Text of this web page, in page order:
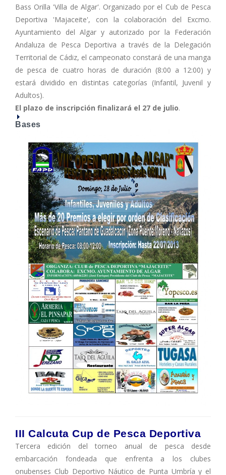
Bass Orilla 'Villa de Algar'. Organizado por el Cub de Pesca
Deportiva 'Majaceite', con la colaboración del Excmo.
Ayuntamiento del Algar y autorizado por la Federación
Andaluza de Pesca Deportiva a través de la Delegación
Territorial de Cádiz, el campeonato constará de una manga
de pesca de cuatro horas de duración (8:00 a 12:00) y
estará dividido en distintas categorías (Infantil, Juvenil y
Adultos).
El plazo de inscripción finalizará el 27 de julio.
Bases
III Calcuta Cup de Pesca Deportiva
Tercera edición del torneo anual de pesca desde
embarcación fondeada que enfrenta a los clubes
onubenses Club Deportivo Náutico de Punta Umbría y el